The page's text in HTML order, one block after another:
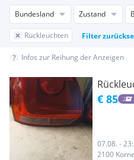
Bundesland Zustand
Rückleuchten Filter
Infos zur Reihung der Anzeigen
€ 85
07.08. -
2100